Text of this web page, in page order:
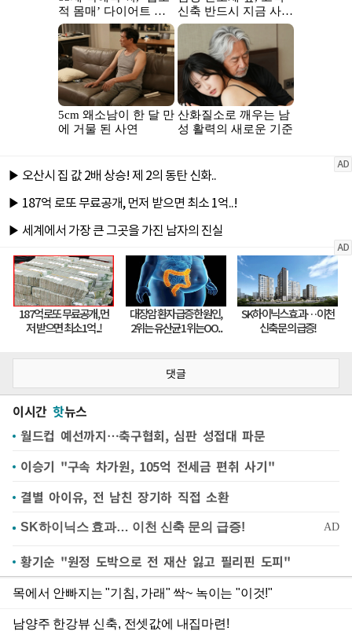
댓글
이시간 핫뉴스
월드컵 예선까지…축구협회, 심판 성접대 파문
이승기 "구속 차가원, 105억 전세금 편취 사기"
결별 아이유, 전 남친 장기하 직접 소환
황기순 "원정 도박으로 전 재산 잃고 필리핀 도피"